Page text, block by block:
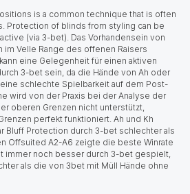
is a common technique that is often
Protection of blinds from styling can be
(via 3-bet). Das Vorhandensein von
im Velle Range des offenen Raisers
eine Gelegenheit für einen aktiven
3-bet sein, da die Hände von Ah oder
schlechte Spielbarkeit auf dem Post-
wird von der Praxis bei der Analyse der
oberen Grenzen nicht unterstützt,
perfekt funktioniert. Ah und Kh
Bluff Protection durch 3-bet schlechter als
Offsuited A2-A6 zeigte die beste Winrate
immer noch besser durch 3-bet gespielt,
als die von 3bet mit Müll Hände ohne